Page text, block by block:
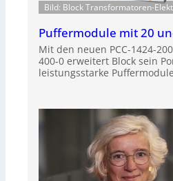
Bild: Block Transformatoren-
Puffermodule mit 20
Mit den neuen PCC-1424-
400-0 erweitert Block sein
leistungsstarke